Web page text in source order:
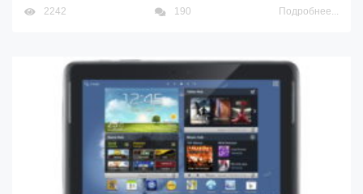
2242 190 Подробнее...